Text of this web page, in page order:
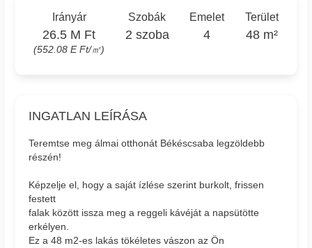
Irányár
26.5 M Ft
(552.08 E Ft/㎡)
Szobák
2 szoba
Emelet
4
Terület
48 m²
INGATLAN LEÍRÁSA
Teremtse meg álmai otthonát Békéscsaba legzöldebb
részén!
Képzelje el, hogy a saját ízlése szerint burkolt, frissen
festett
falak között issza meg a reggeli kávéját a napsütötte
erkélyen.
Ez a 48 m2-es lakás tökéletes vászon az Ön